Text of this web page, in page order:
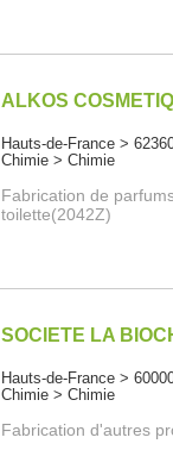
ALKOS
Hauts-de-France >
Chimie > Chimie
Fabrication de
toilette(2042Z)
SOCIETE LA
Hauts-de-France >
Chimie > Chimie
Fabrication d'autres